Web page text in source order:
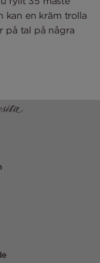
kan en kräm trolla
på tal på några